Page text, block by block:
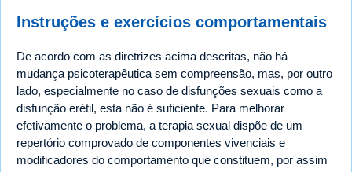
Instruções e exercícios comportamentais
De acordo com as diretrizes acima descritas, não há
mudança psicoterapêutica sem compreensão, mas, por outro
lado, especialmente no caso de disfunções sexuais como a
disfunção erétil, esta não é suficiente. Para melhorar
efetivamente o problema, a terapia sexual dispõe de um
repertório comprovado de componentes vivenciais e
modificadores do comportamento que constituem, por assim